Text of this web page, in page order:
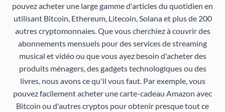
pouvez acheter une large gamme d'articles du quotidien en
utilisant Bitcoin, Ethereum, Litecoin, Solana et plus de 200
autres cryptomonnaies. Que vous cherchiez à couvrir des
abonnements mensuels pour des services de streaming
musical et vidéo ou que vous ayez besoin d'acheter des
produits ménagers, des gadgets technologiques ou des
livres, nous avons ce qu'il vous faut. Par exemple, vous
pouvez facilement acheter une carte-cadeau Amazon avec
Bitcoin ou d'autres cryptos pour obtenir presque tout ce